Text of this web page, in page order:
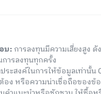
บ: การลงทุนมีความเสี่ยงสูง
ารลงทุนทุกครั้ง
ะสงค์ในการให้ข้อมูลเท่านั้น
ง หรือความน่าเชื่อถือของข้